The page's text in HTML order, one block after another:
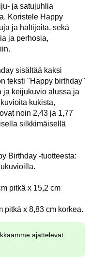
ja satujuhlia
Koristele Happy
ja haltijoita, sekä
ja perhosia,
sisältää kaksi
teksti "Happy birthday"
ja keijukuvio alussa ja
kukista,
noin 2,43 ja 1,77
silkkimäisellä
Birthday -tuotteesta:
pitkä x 15,2 cm
pitkä x 8,83 cm korkea.
ajattelevat